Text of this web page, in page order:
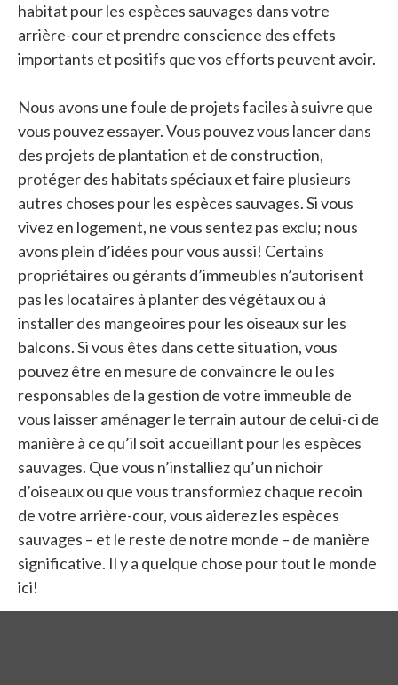
habitat pour les espèces sauvages dans votre
arrière-cour et prendre conscience des effets
importants et positifs que vos efforts peuvent avoir.
Nous avons une foule de projets faciles à suivre que
vous pouvez essayer. Vous pouvez vous lancer dans
des projets de plantation et de construction,
protéger des habitats spéciaux et faire plusieurs
autres choses pour les espèces sauvages. Si vous
vivez en logement, ne vous sentez pas exclu; nous
avons plein d’idées pour vous aussi! Certains
propriétaires ou gérants d’immeubles n’autorisent
pas les locataires à planter des végétaux ou à
installer des mangeoires pour les oiseaux sur les
balcons. Si vous êtes dans cette situation, vous
pouvez être en mesure de convaincre le ou les
responsables de la gestion de votre immeuble de
vous laisser aménager le terrain autour de celui-ci de
manière à ce qu’il soit accueillant pour les espèces
sauvages. Que vous n’installiez qu’un nichoir
d’oiseaux ou que vous transformiez chaque recoin
de votre arrière-cour, vous aiderez les espèces
sauvages – et le reste de notre monde – de manière
significative. Il y a quelque chose pour tout le monde
ici!